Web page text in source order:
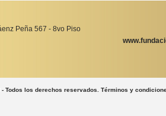
Peña 567 - 8vo Piso
- Todos los derechos reservados. Términos y